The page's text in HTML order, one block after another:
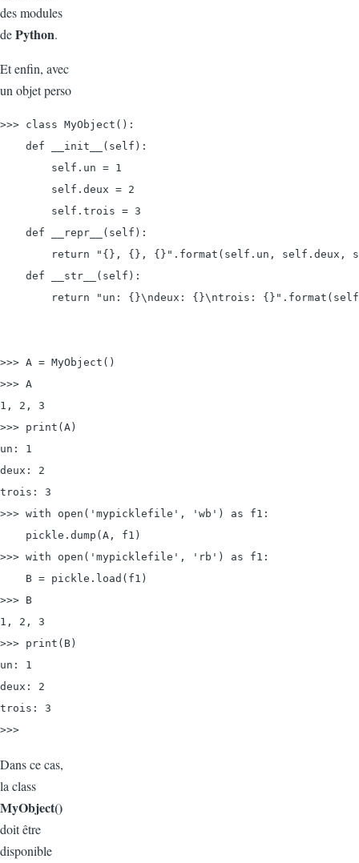
des modules
dePython.
Et enfin, avec
un objet perso
>>> class MyObject():
    def __init__(self):
        self.un = 1
        self.deux = 2
        self.trois = 3
    def __repr__(self):
return "{}, {}, {}".format(self.un, self.deux,
    def __str__(self):
return "un: {}\ndeux: {}\ntrois:
>>> A = MyObject()
>>> A
1, 2, 3
>>> print(A)
un: 1
deux: 2
trois: 3
>>> with open('mypicklefile', 'wb') as f1:
    pickle.dump(A, f1)
>>> with open('mypicklefile', 'rb') as f1:
    B = pickle.load(f1)
>>> B
1, 2, 3
>>> print(B)
un: 1
deux: 2
trois: 3
>>>
Dans ce cas,
la class
MyObject()
doit être
disponible